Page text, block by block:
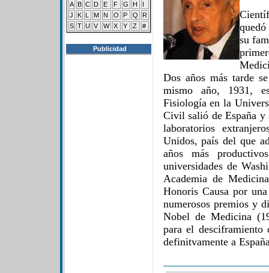
A B C D E F G H
I
J
K L M N O P Q
R
S T U V W X Y Z #
Publicidad
su
Dos años más tarde
mismo año, 1931,
Fisiología en la
Civil salió de España y
laboratorios
Unidos, país del que
años más
universidades de
Academia de
Honoris Causa por
numerosos premios y
Nobel de Medicina
para el
definitvamente a